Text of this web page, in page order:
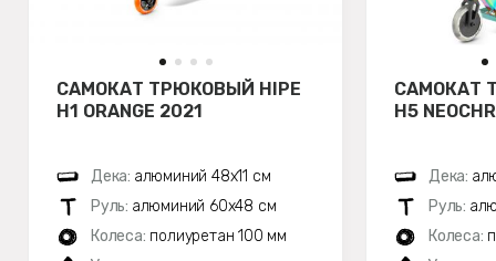
САМОКАТ ТРЮКОВЫЙ HIPE
H1 ORANGE 2021
Дека: алюминий 48х11 см
Руль: алюминий 60х48 см
Колеса: полиуретан 100 мм
САМОКАТ
H5
Дека:
Руль:
Колеса: